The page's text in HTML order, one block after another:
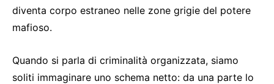
diventa corpo estraneo nelle zone grigie del potere
mafioso.
Quando si parla di criminalità organizzata, siamo
soliti immaginare uno schema netto: da una parte lo